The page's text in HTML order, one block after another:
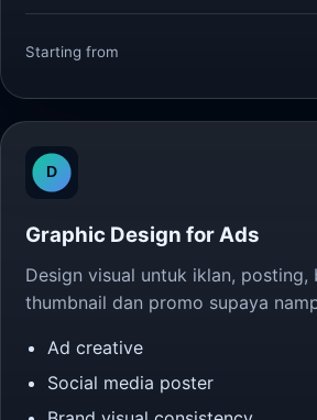
Starting from
Graphic Design for Ads
Design visual untuk iklan, posting,
thumbnail dan promo supaya
Ad creative
Social media poster